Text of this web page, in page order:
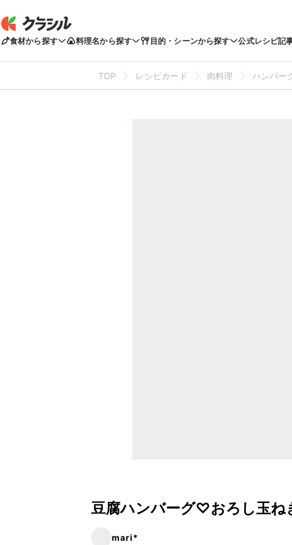
食材から探す 料理名から探す 目的・シーンから探す 公式レシピ記
TOP レシピカード 肉料理 ハンバー
豆腐ハンバーグ♡おろし玉ね
mari*